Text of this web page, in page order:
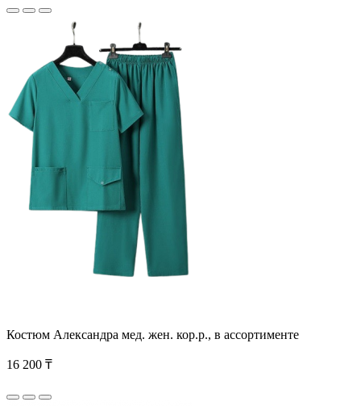
Костюм Александра мед. жен. кор.р., в ассортименте
16 200 ₸